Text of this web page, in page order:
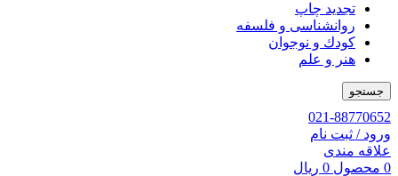
تجدید چاپ
روانشناسی و فلسفه
کودك و نوجوان
هنر و علم
جستجو
021-88770652
ورود / ثبت نام
علاقه مندی
0 محصول 0 ریال